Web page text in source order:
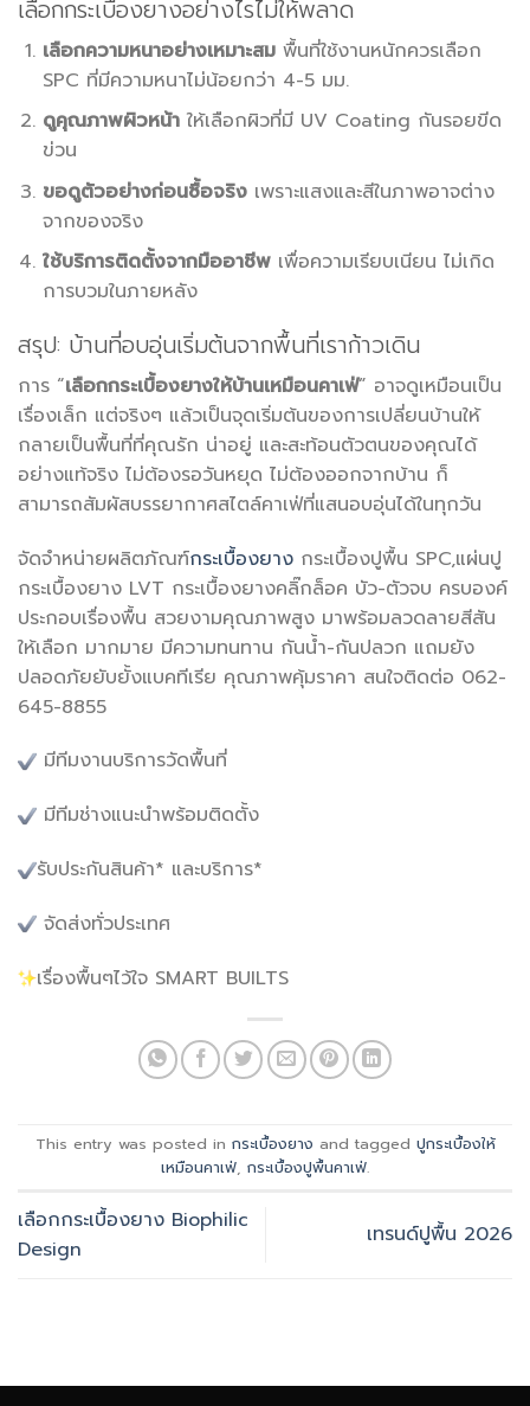
เลือกกระเบื้องยางอย่างไรไม่ให้พลาด
เลือกความหนาอย่างเหมาะสมพื้นที่ใช้งานหนักควรเลือก
SPC ที่มีความหนาไม่น้อยกว่า 4-5 มม.
ดูคุณภาพผิวหน้าให้เลือกผิวที่มี UV Coating กันรอยขีด
ข่วน
ขอดูตัวอย่างก่อนซื้อจริงเพราะแสงและสีในภาพอาจต่าง
จากของจริง
ใช้บริการติดตั้งจากมืออาชีพเพื่อความเรียบเนียน ไม่เกิด
การบวมในภายหลัง
สรุป: บ้านที่อบอุ่นเริ่มต้นจากพื้นที่เราก้าวเดิน
การ “เลือกกระเบื้องยางให้บ้านเหมือนคาเฟ่” อาจดูเหมือนเป็น
เรื่องเล็ก แต่จริงๆ แล้วเป็นจุดเริ่มต้นของการเปลี่ยนบ้านให้
กลายเป็นพื้นที่ที่คุณรัก น่าอยู่ และสะท้อนตัวตนของคุณได้
อย่างแท้จริง ไม่ต้องรอวันหยุด ไม่ต้องออกจากบ้าน ก็
สามารถสัมผัสบรรยากาศสไตล์คาเฟ่ที่แสนอบอุ่นได้ในทุกวัน
จัดจำหน่ายผลิตภัณฑ์กระเบื้องยาง กระเบื้องปูพื้น SPC,แผ่นปู
กระเบื้องยาง LVT กระเบื้องยางคลิ๊กล็อค บัว-ตัวจบ ครบองค์
ประกอบเรื่องพื้น สวยงามคุณภาพสูง มาพร้อมลวดลายสีสัน
ให้เลือก มากมาย มีความทนทาน กันน้ำ-กันปลวก แถมยัง
ปลอดภัยยับยั้งแบคทีเรีย คุณภาพคุ้มราคา สนใจติดต่อ 062-
645-8855
มีทีมงานบริการวัดพื้นที่
มีทีมช่างแนะนำพร้อมติดตั้ง
รับประกันสินค้า* และบริการ*
จัดส่งทั่วประเทศ
เรื่องพื้นๆไว้ใจ SMART BUILTS
This entry was posted in กระเบื้องยาง and tagged ปูกระเบื้องให้
เหมือนคาเฟ่, กระเบื้องปูพื้นคาเฟ่.
เลือกกระเบื้องยาง Biophilic
Design
เทรนด์ปูพื้น 2026